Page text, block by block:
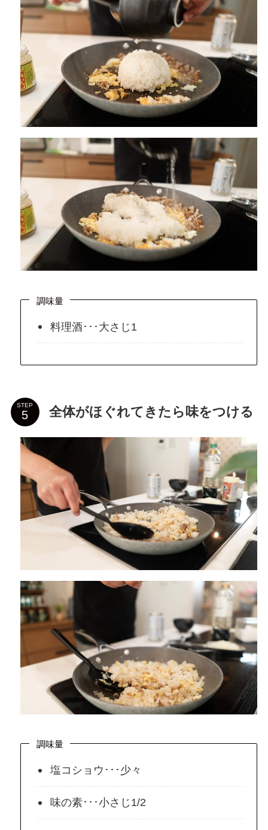
調味量
料理酒･･･大さじ1
STEP 全体がほぐれてきたら味をつける
調味量
塩コショウ･･･少々
味の素･･･小さじ1/2